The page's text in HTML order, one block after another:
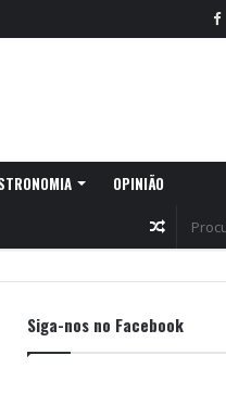
OPINIÃO
Random
Siga-nos no Facebook